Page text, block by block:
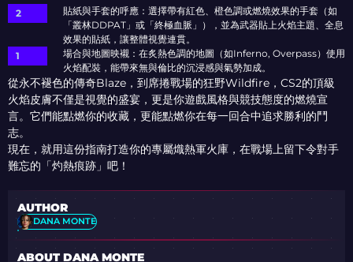
貼紙與手套的呼應：選擇帶有紅色、橙色調或燃燒效果的手套（如
「叢林DDPAT」或「終極血脈」），並為武器貼上火焰主題、全息
效果的貼紙，讓整體視覺連貫。
場合與地圖映襯：在炙熱色調的地圖（如Inferno, Overpass）使用
火焰配裝，能帶來無與倫比的沉浸感與氣勢加成。
從永不褪色的傳奇Blaze，到席捲戰場的狂野Wildfire，CS2的頂級
火焰皮膚不僅是視覺的盛宴，更是你遊戲風格與競技態度的燃燒宣
言。它們能點燃你的收藏，更能點燃你在每一回合中追求勝利的鬥
志。
現在，就用這份指南打造你的專屬熾熱軍火庫，在戰場上留下令對手
難忘的「灼熱痕跡」吧！
AUTHOR
DANA MONTE
ABOUT DANA MONTE